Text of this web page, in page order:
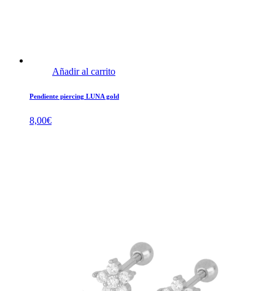
Añadir al carrito
Pendiente piercing LUNA gold
8,00€